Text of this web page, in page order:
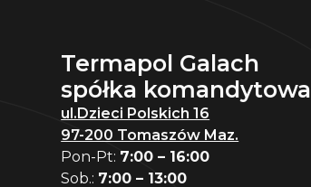
Termapol Galach
spółka komandytowa
ul.Dzieci Polskich 16
97-200 Tomaszów Maz.
Pon-Pt: 7:00 – 16:00
Sob.: 7:00 – 13:00